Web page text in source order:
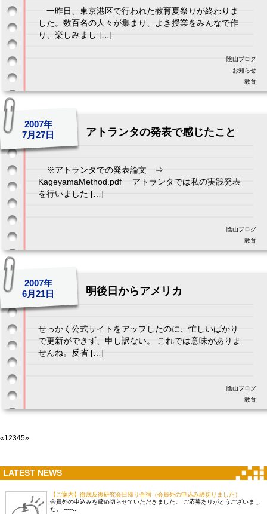
一昨日、東京港区で行われた教育夏祭りが終わりま
した。数百名の人々が集まり、よき授業をみんなで作
り、楽しみまし […]
陰山ブログ
お知らせ
教育
アトランタの発表で感じたこと
2007年
7月27日
※アトランタでの発表論文 ⇒
KageyamaMethod.pdf アトランタでは私の実践発表
を行いました […]
陰山ブログ
教育
明後日からアメリカ
2007年
6月21日
せっかく公式サイトをアップしたのに、忙しいばかり
で更新ができず、申し訳ない。 これでは意味がありま
せんね。反省 […]
陰山ブログ
教育
«12345»
LATEST NEWS
【ご案内】徹底反復研究会日帰り合宿（会員外の申込み締切りました）
会員外の申込みを締め切らせていただきました。 ご応募ありがとうございまし
た。 -----...